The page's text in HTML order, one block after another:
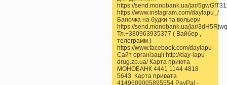
https://send.monobank.ua/jar/
https://www.instagram.com/daylapu_/
Баночка на будки та вольери
https://send.monobank.ua/jar/
Тл.+380963935377 ( Вайбер ,
телеграмм )
https://www.facebook.com/daylapu
Сайт організації http://day-lapu-
drug.zp.ua/ Карта приюта
МОНОБАНК 4441 1144 4818
5643 Карта привата
4149609005895554 PayPal -